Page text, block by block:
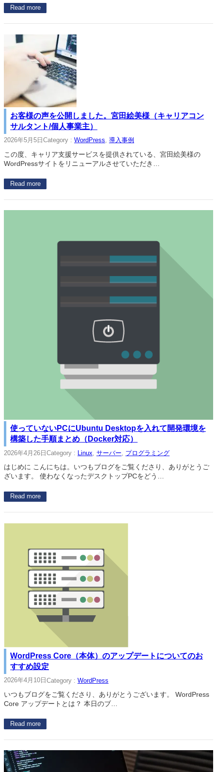
Read more
お客様の声を公開しました。宮田絵美様（キャリアコン
サルタント/個人事業主）
2026年5月5日 Category : WordPress, 導入事例
この度、キャリア支援サービスを提供されている、宮田絵美様の
WordPressサイトをリニューアルさせていただき…
Read more
使っていないPCにUbuntu Desktopを入れて開発環境を
構築した手順まとめ（Docker対応）
2026年4月26日 Category : Linux サーバー プログラミング
はじめに こんにちは。いつもブログをご覧くださり、ありがとうご
ざいます。 使わなくなったデスクトップPCをどう…
Read more
WordPress Core（本体）のアップデートについてのお
すすめ設定
2026年4月10日 Category : WordPress
いつもブログをご覧くださり、ありがとうございます。 WordPress
Core アップデートとは？ 本日のブ…
Read more